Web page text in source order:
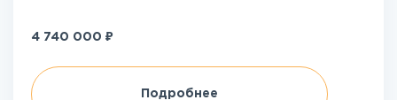
4 740 000 ₽
Подробнее